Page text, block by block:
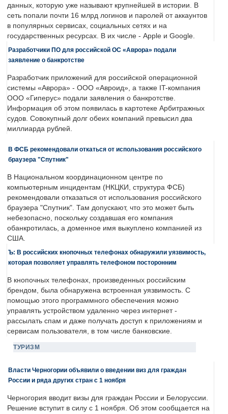
данных, которую уже называют крупнейшей в истории. В
сеть попали почти 16 млрд логинов и паролей от аккаунтов
в популярных сервисах, социальных сетях и на
государственных ресурсах. В их числе - Apple и Google.
Разработчики ПО для российской ОС «Аврора» подали
заявление о банкротстве
Разработчик приложений для российской операционной
системы «Аврора» - ООО «Авроид», а также IT-компания
ООО «Гиперус» подали заявления о банкротстве.
Информация об этом появилась в картотеке Арбитражных
судов. Совокупный долг обеих компаний превысил два
миллиарда рублей.
В ФСБ рекомендовали откаться от использования российского
браузера "Спутник"
В Национальном координационном центре по
компьютерным инцидентам (НКЦКИ, структура ФСБ)
рекомендовали отказаться от использования российского
браузера "Спутник". Там допускают, что это может быть
небезопасно, поскольку создавшая его компания
обанкротилась, а доменное имя выкуплено компанией из
США.
Ъ: В российских кнопочных телефонах обнаружили уязвимость,
которая позволяет управлять телефоном посторонним
В кнопочных телефонах, произведенных российским
брендом, была обнаружена встроенная уязвимость. С
помощью этого программного обеспечения можно
управлять устройством удаленно через интернет -
рассылать спам и даже получать доступ к приложениям и
сервисам пользователя, в том числе банковские.
ТУРИЗМ
Власти Черногории объявили о введении виз для граждан
России и ряда других стран с 1 ноября
Черногория вводит визы для граждан России и Белоруссии.
Решение вступит в силу с 1 ноября. Об этом сообщается на